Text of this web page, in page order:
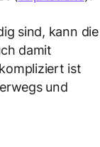
sind, kann die
damit
ist
und